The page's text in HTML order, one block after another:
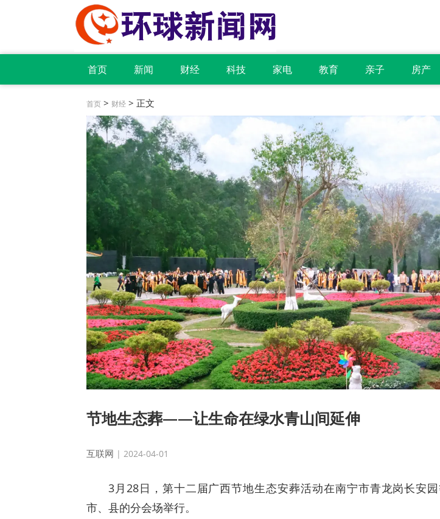
首页 新闻 财经 科技 家电 教育 亲子 房产
首页 > 财经 > 正文
节地生态葬——让生命在绿水青山间延伸
互联网 | 2024-04-01
3月28日，第十二届广西节地生态安葬活动在南宁市青龙岗长安
市、县的分会场举行。